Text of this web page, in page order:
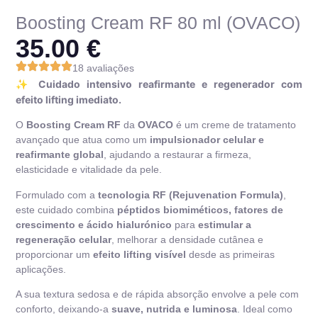
Boosting Cream RF 80 ml (OVACO)
35.00€
18 avaliações
✨ Cuidado intensivo reafirmante e regenerador com
efeito lifting imediato.
O Boosting Cream RF daOVACO é um creme de tratamento
avançado que atua como um impulsionador celular e
reafirmante global, ajudando a restaurar a firmeza,
elasticidade e vitalidade da pele.
Formulado com atecnologia RF (Rejuvenation Formula)
este cuidado combina péptidos biomiméticos, fatores de
crescimento e ácido hialurónico paraestimular a
regeneração celular, melhorar a densidade cutânea e
proporcionar umefeito lifting visível desde as primeiras
aplicações.
A sua textura sedosa e de rápida absorção envolve a pele com
conforto, deixando-asuave, nutrida e luminosa . Ideal como